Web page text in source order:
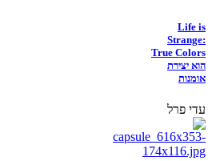
Life is
Strange:
True Colors
הוא יצירת
אומנות
עדי פרל